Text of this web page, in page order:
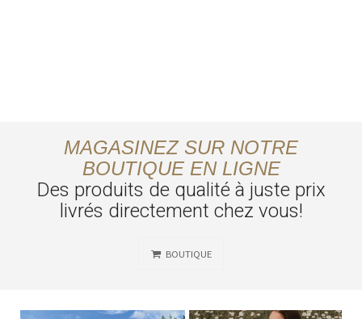
MAGASINEZ SUR NOTRE
BOUTIQUE EN LIGNE
Des produits de qualité à juste prix
livrés directement chez vous!
BOUTIQUE